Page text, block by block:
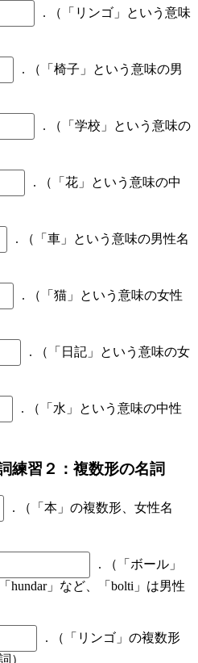
. （「リンゴ」という意味
. （「椅子」という意味の男
. （「学校」という意味の
. （「花」という意味の中
. （「車」という意味の男性名
. （「猫」という意味の女性
. （「日記」という意味の女
. （「水」という意味の中性
練習２：複数形の名詞
. （「本」の複数形、女性名
. （「ボール」
hundar」など、「bolti」は男性
. （「リンゴ」の複数形
）